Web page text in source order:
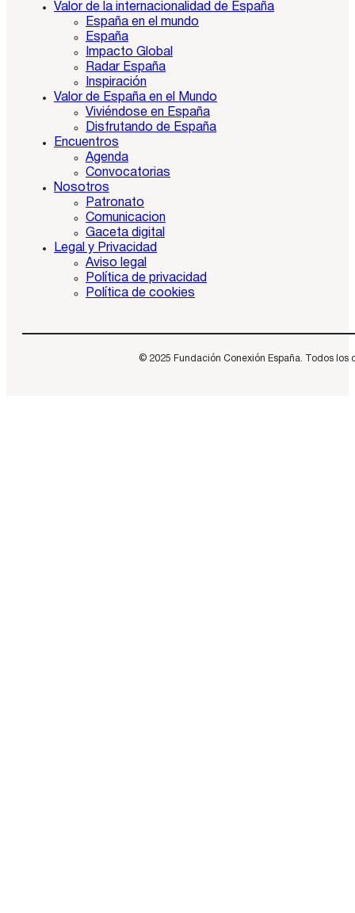
Valor de la internacionalidad de España
España en el mundo
España
Impacto Global
Radar España
Inspiración
Valor de España en el Mundo
Viviéndose en España
Disfrutando de España
Encuentros
Agenda
Convocatorias
Nosotros
Patronato
Comunicacion
Gaceta digital
Legal y Privacidad
Aviso legal
Política de privacidad
Política de cookies
© 2025 Fundación Conexión España. Todos los